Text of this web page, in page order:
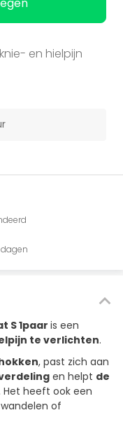
en hielpijn
dagen
S 1paar is een
te verlichten.
, past zich aan
en helpt de
. Het heeft ook een
of